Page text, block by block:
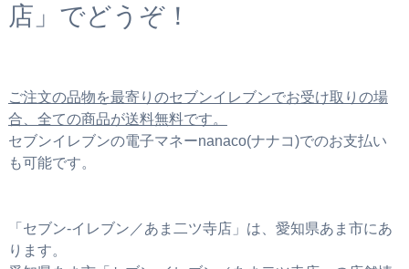
店」でどうぞ！
ご注文の品物を最寄りのセブンイレブンでお受け取りの場
合、全ての商品が送料無料です。
セブンイレブンの電子マネーnanaco(ナナコ)でのお支払い
も可能です。
「セブン‐イレブン／あま二ツ寺店」は、愛知県あま市にあ
ります。